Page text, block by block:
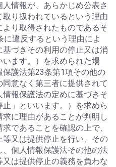
情報が、あらかじめ公表さ
り扱われているという理由
り取得されたものであるそ
違反するという理由によ
づきその利用の停止又は消
ます。）を求められた場
護法第23条第1項その他の
意なく第三者に提供されて
報保護法の定めに基づきそ
」といいます。）を求めら
に理由があることが判明し
であることを確認の上で、
又は提供停止を行い、その
個人情報保護法その他の法
は提供停止の義務を負わな